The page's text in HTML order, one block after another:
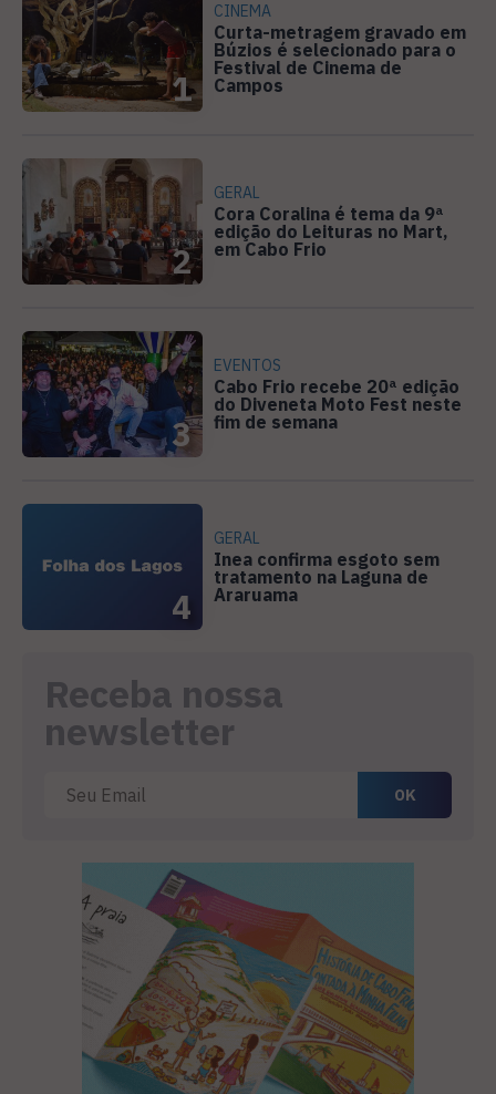
1
CINEMA
Curta-metragem gravado em
Búzios é selecionado para o
Festival de Cinema de
Campos
2
GERAL
Cora Coralina é tema da 9ª
edição do Leituras no Mart,
em Cabo Frio
3
EVENTOS
Cabo Frio recebe 20ª edição
do Diveneta Moto Fest neste
fim de semana
4
GERAL
Inea confirma esgoto sem
tratamento na Laguna de
Araruama
Receba nossa
newsletter